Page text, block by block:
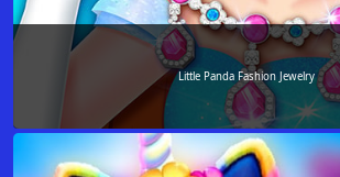
Little Panda Fashion Jewelry